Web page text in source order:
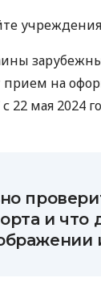
прием на
22 мая 2024
и что